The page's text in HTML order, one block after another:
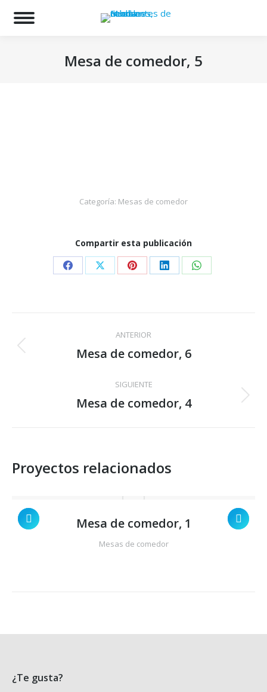
Mesa de comedor, 5
Categoría: Mesas de comedor
Compartir esta publicación
Share Share Share Share Share
Navegación
entre
ANTERIOR
Proyecto
Mesa de comedor, 6
SIGUIENTE
Proyecto
Mesa de comedor, 4
Proyectos relacionados
Mesa de comedor, 1
Mesas de comedor
¿Te gusta?